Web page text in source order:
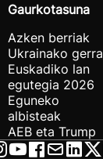
Gaurkotasuna
Azken berriak
Ukrainako gerra
Euskadiko lan
egutegia 2026
Eguneko
albisteak
AEB eta Trump